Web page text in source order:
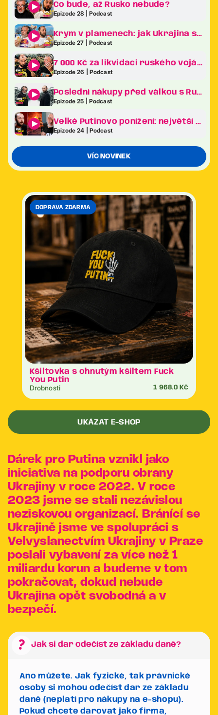
Co bude, až Rusko nebude?
Epizode 28 | Podcast
Krym v plamenech: jak Ukrajina sráží Putinův klenot na kolena
Epizode 27 | Podcast
7 000 Kč za likvidaci ruského vojáka. Revoluce v ukrajinské armádě je tady!
Epizode 26 | Podcast
Poslední nákupy před válkou s Ruskem. Co frčelo nejvíc na největším veletrhu zbraní v Evropě?
Epizode 25 | Podcast
Velké Putinovo ponížení: největší bizarnosti ekonomického fóra v Petrohradě
Epizode 24 | Podcast
VÍC NOVINEK
DOPRAVA ZDARMA
Kšiltovka s ohnutým kšiltem Fuck
You Putin
Drobnosti
1 968.0 Kč
UKÁZAT E-SHOP
Dárek pro Putina vznikl jako
iniciativa na podporu obrany
Ukrajiny v roce 2022. V roce
2023 jsme se stali nezávislou
neziskovou organizací. Bránící se
Ukrajině jsme ve spolupráci s
Velvyslanectvím Ukrajiny v Praze
poslali vybavení za více než 1
miliardu korun a budeme v tom
pokračovat, dokud nebude
Ukrajina opět svobodná a v
bezpečí.
question_mark Jak si dar odečíst ze základu daně?
Ano můžete. Jak fyzické, tak právnické
osoby si mohou odečíst dar ze základu
daně (neplatí pro nákupy na e-shopu).
Pokud chcete darovat jako firma,